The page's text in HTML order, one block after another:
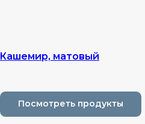
Кашемир, матовый
Посмотреть продукты